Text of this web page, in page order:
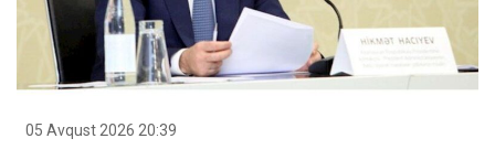
05 Avqust 2026 20:39